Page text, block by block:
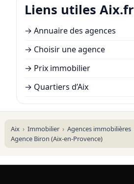
Liens utiles Aix.fr
→ Annuaire des agences
→ Choisir une agence
→ Prix immobilier
→ Quartiers d’Aix
Aix Immobilier
Agences immobilières
Agence Biron (Aix-en-Provence)